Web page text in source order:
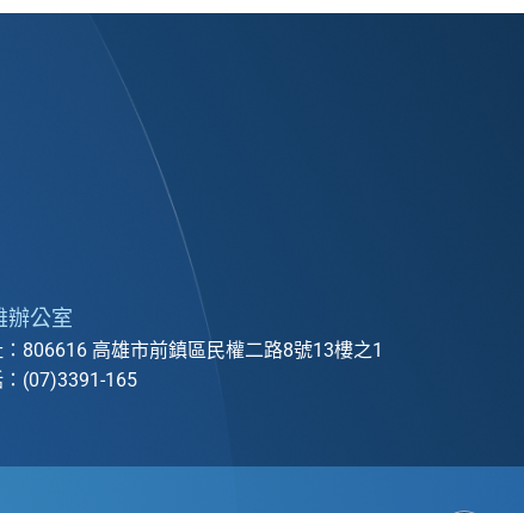
辦公室
806616 高雄市前鎮區民權二路8號13樓之1
：(07)3391-165